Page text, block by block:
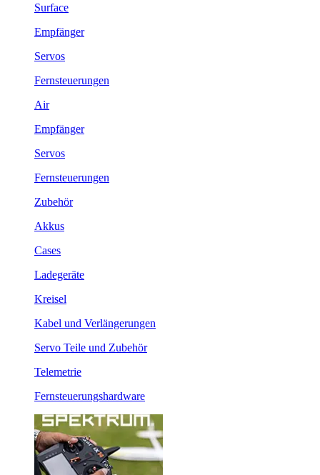
Surface
Empfänger
Servos
Fernsteuerungen
Air
Empfänger
Servos
Fernsteuerungen
Zubehör
Akkus
Cases
Ladegeräte
Kreisel
Kabel und Verlängerungen
Servo Teile und Zubehör
Telemetrie
Fernsteuerungshardware